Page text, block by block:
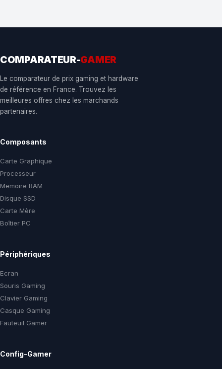
COMPARATEUR-GAMER
Le comparateur de prix gaming et hardware
de référence en France. Trouvez les
meilleures offres chez les marchands
partenaires.
Composants
Carte Graphique
Processeur
Memoire RAM
Disque SSD
Carte Mère
Boîtier PC
Périphériques
Ecran
Souris Gaming
Clavier Gaming
Casque Gaming
Fauteuil Gamer
Config-Gamer